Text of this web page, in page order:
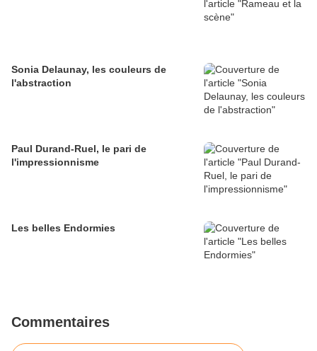
Sonia Delaunay, les couleurs de
l'abstraction
Paul Durand-Ruel, le pari de
l'impressionnisme
Les belles Endormies
Commentaires